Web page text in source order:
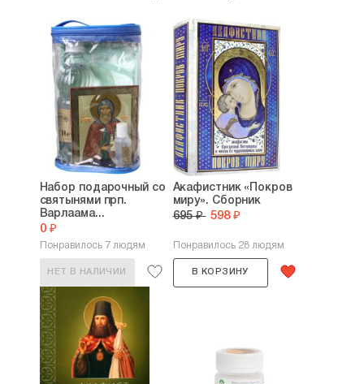
Набор подарочный со
святынями прп.
Варлаама...
0 ₽
Понравилось 7 людям
НЕТ В НАЛИЧИИ
Акафистник «Покров
миру». Сборник
695 ₽ 598 ₽
Понравилось 28 людям
В КОРЗИНУ